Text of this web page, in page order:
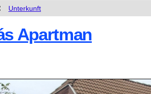
Unterkunft
Apartman